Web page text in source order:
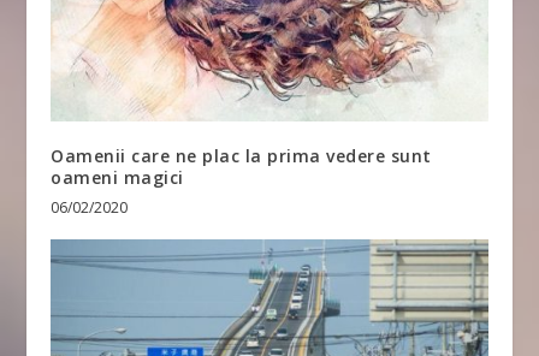
Oamenii care ne plac la prima vedere sunt
oameni magici
06/02/2020